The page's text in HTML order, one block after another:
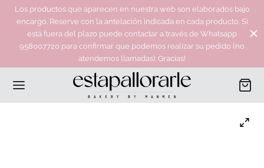
Los productos que aparecen en nuestra web son elaborados bajo
encargo. Reserve con la antelación indicada en cada producto. Si
está fuera del plazo puede contactar a través de Whatsapp
958007720 para confirmar que podemos realizar su pedido (no
atendemos llamadas). Gracias!